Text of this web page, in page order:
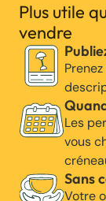
Plus utile
vendre
Les
vous
Sans
Votre